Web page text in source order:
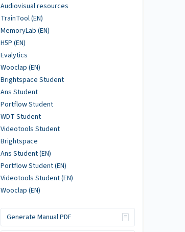
Audiovisual resources
TrainTool (EN)
MemoryLab (EN)
H5P (EN)
Evalytics
Wooclap (EN)
Brightspace Student
Ans Student
Portflow Student
WDT Student
Videotools Student
Brightspace
Ans Student (EN)
Portflow Student (EN)
Videotools Student (EN)
Wooclap (EN)
Generate Manual PDF